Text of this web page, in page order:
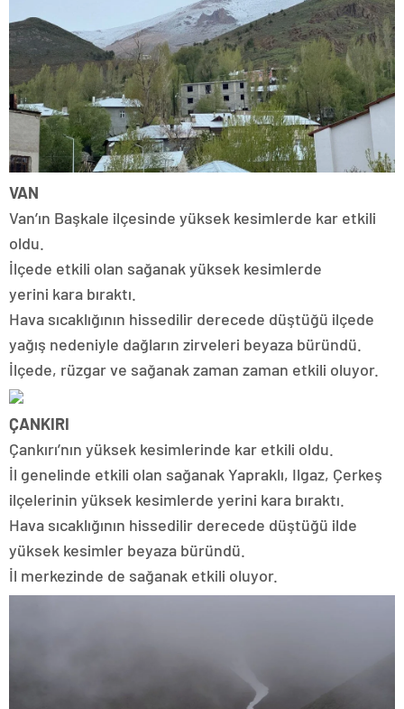
VAN
Van’ın Başkale ilçesinde yüksek kesimlerde kar etkili
oldu.
İlçede etkili olan sağanak yüksek kesimlerde
yerini kara bıraktı.
Hava sıcaklığının hissedilir derecede düştüğü ilçede
yağış nedeniyle dağların zirveleri beyaza büründü.
İlçede, rüzgar ve sağanak zaman zaman etkili oluyor.
ÇANKIRI
Çankırı’nın yüksek kesimlerinde kar etkili oldu.
İl genelinde etkili olan sağanak Yapraklı, Ilgaz, Çerkeş
ilçelerinin yüksek kesimlerde yerini kara bıraktı.
Hava sıcaklığının hissedilir derecede düştüğü ilde
yüksek kesimler beyaza büründü.
İl merkezinde de sağanak etkili oluyor.